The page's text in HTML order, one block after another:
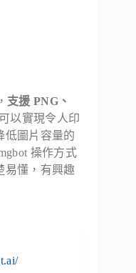
支援 PNG、
可以實現令人印
低圖片容量的
操作方式
易懂，有興趣